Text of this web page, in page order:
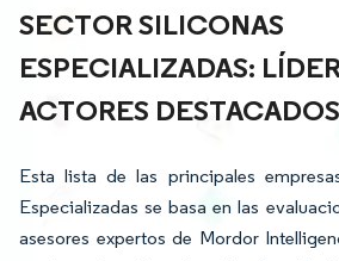
SECTOR SILICONAS
ESPECIALIZADAS:
ACTORES DESTACADOS
Esta lista de las principales
Especializadas se basa en las
asesores expertos de Mordor